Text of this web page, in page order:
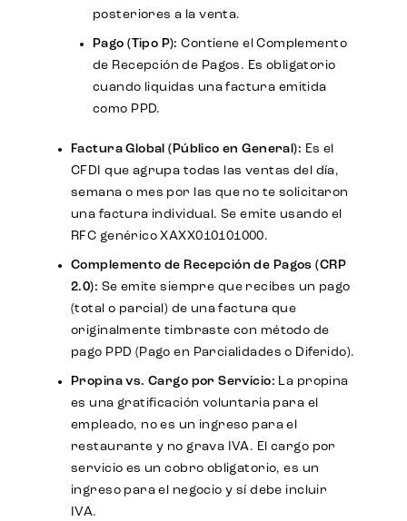
posteriores a la venta.
Pago (Tipo P): Contiene el Complemento
de Recepción de Pagos. Es obligatorio
cuando liquidas una factura emitida
como PPD.
Factura Global (Público en General): Es el
CFDI que agrupa todas las ventas del día,
semana o mes por las que no te solicitaron
una factura individual. Se emite usando el
RFC genérico XAXX010101000.
Complemento de Recepción de Pagos (CRP
2.0): Se emite siempre que recibes un pago
(total o parcial) de una factura que
originalmente timbraste con método de
pago PPD (Pago en Parcialidades o Diferido).
Propina vs. Cargo por Servicio: La propina
es una gratificación voluntaria para el
empleado, no es un ingreso para el
restaurante y no grava IVA. El cargo por
servicio es un cobro obligatorio, es un
ingreso para el negocio y sí debe incluir
IVA.